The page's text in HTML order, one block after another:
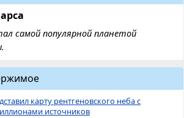
самой популярной планетой
карту рентгеновского неба с
источников